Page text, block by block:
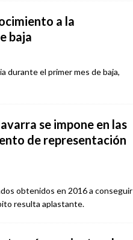
a la
baja
durante el primer mes de baja,
se impone en las
de representación
obtenidos en 2016 a conseguir
resulta aplastante.